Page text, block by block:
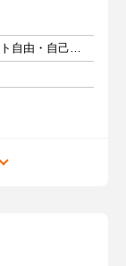
週1日以上 1日4時間以上 シフト自由・自己申告